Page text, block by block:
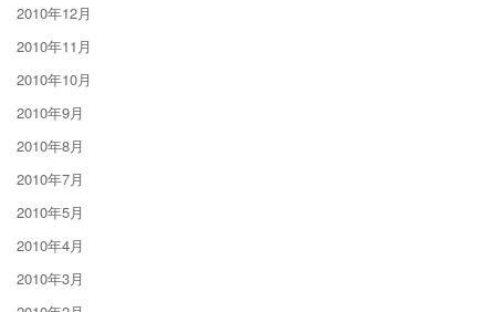
2010年12月
2010年11月
2010年10月
2010年9月
2010年8月
2010年7月
2010年5月
2010年4月
2010年3月